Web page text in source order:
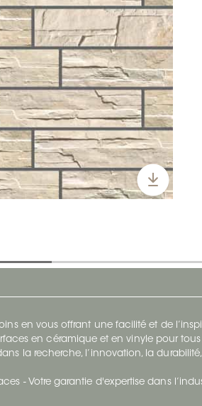
en vous offrant une facilité et de
en céramique et en vinyle pour
la recherche, l’innovation, la
- Votre garantie d'expertise dans